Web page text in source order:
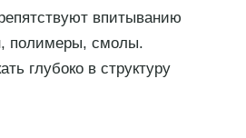
впитыванию
полимеры, смолы.
глубоко в структуру